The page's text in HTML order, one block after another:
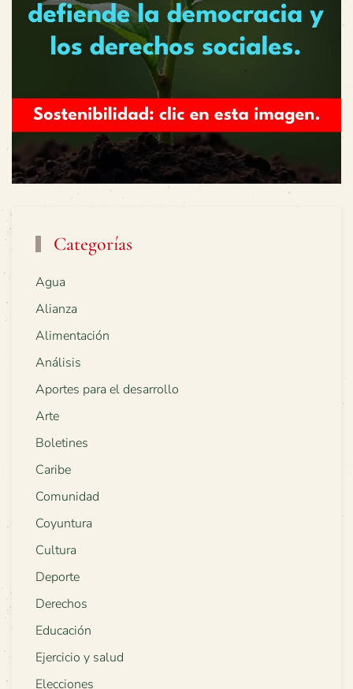
Categorías
Agua
Alianza
Alimentación
Análisis
Aportes para el desarrollo
Arte
Boletines
Caribe
Comunidad
Coyuntura
Cultura
Deporte
Derechos
Educación
Ejercicio y salud
Elecciones